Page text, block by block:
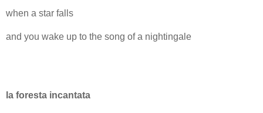
when a star falls
and you wake up to the song of a nightingale
la foresta incantata